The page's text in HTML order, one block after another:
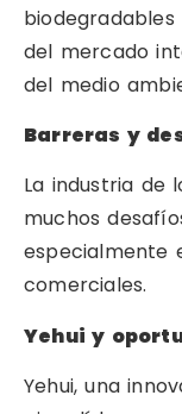
del mercado
del medio
Barreras y
La industria de
muchos
especialmente
comerciales.
Yehui y
Yehui, una